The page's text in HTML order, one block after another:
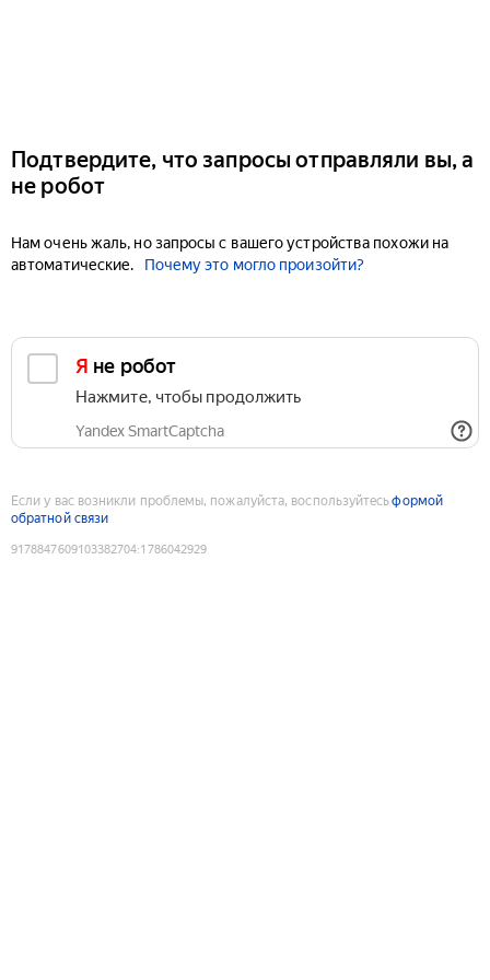
Подтвердите, что запросы отправляли вы, а
не робот
Нам очень жаль, но запросы с вашего устройства похожи на
автоматические.
Почему это могло произойти?
Я не робот
Нажмите, чтобы продолжить
Yandex SmartCaptcha
Если у вас возникли проблемы, пожалуйста, воспользуйтесьформой
обратной связи
9178847609103382704:1786042929